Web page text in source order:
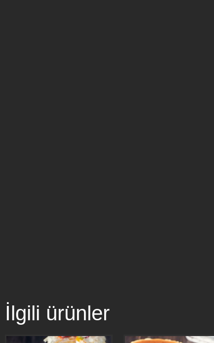
İlgili ürünler